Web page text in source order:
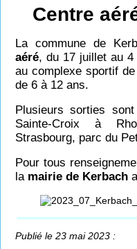
Centre
La commune de
aéré, du 17 juillet au
au complexe sportif
de 6 à 12 ans.
Plusieurs sorties
Sainte-Croix à
Strasbourg, parc du
Pour tous
la mairie de Kerbach
Publié le 23 mai 2023 :